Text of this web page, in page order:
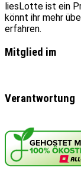
liesLotte ist ein
könnt ihr mehr
erfahren.
Mitglied im
Verantwortung